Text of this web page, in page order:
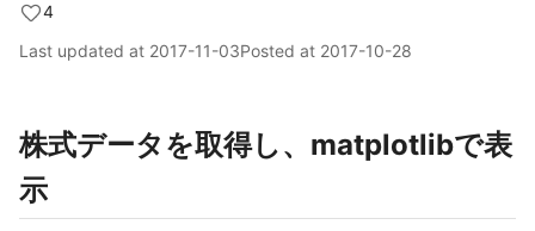
4
Last updated at 2017-11-03Posted at 2017-10-28
株式データを取得し、matplotlibで表
示